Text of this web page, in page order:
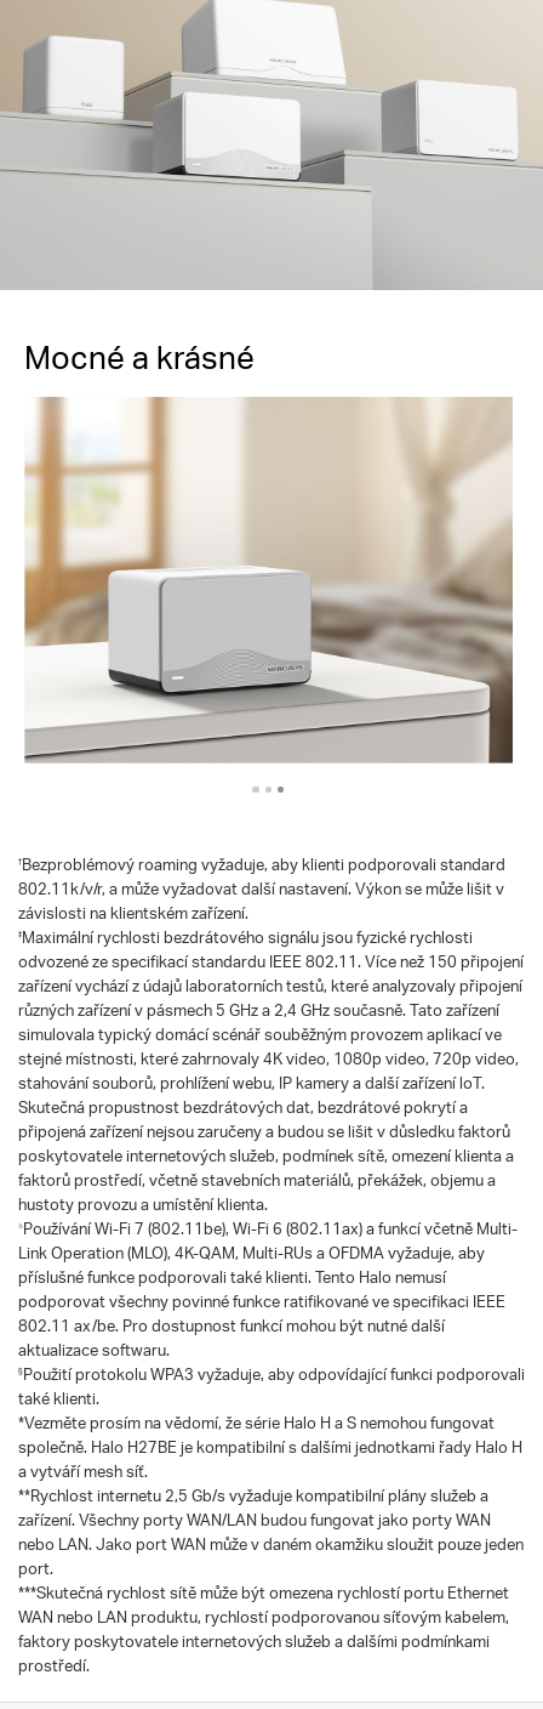
Mocné a krásné
†Bezproblémový roaming vyžaduje, aby klienti podporovali standard
802.11k/v/r, a může vyžadovat další nastavení. Výkon se může lišit v
závislosti na klientském zařízení.
‡Maximální rychlosti bezdrátového signálu jsou fyzické rychlosti
odvozené ze specifikací standardu IEEE 802.11. Více než 150 připojení
zařízení vychází z údajů laboratorních testů, které analyzovaly připojení
různých zařízení v pásmech 5 GHz a 2,4 GHz současně. Tato zařízení
simulovala typický domácí scénář souběžným provozem aplikací ve
stejné místnosti, které zahrnovaly 4K video, 1080p video, 720p video,
stahování souborů, prohlížení webu, IP kamery a další zařízení loT.
Skutečná propustnost bezdrátových dat, bezdrátové pokrytí a
připojená zařízení nejsou zaručeny a budou se lišit v důsledku faktorů
poskytovatele internetových služeb, podmínek sítě, omezení klienta a
faktorů prostředí, včetně stavebních materiálů, překážek, objemu a
hustoty provozu a umístění klienta.
△Používání Wi-Fi 7 (802.11be), Wi-Fi 6 (802.11ax) a funkcí včetně Multi-
Link Operation (MLO), 4K-QAM, Multi-RUs a OFDMA vyžaduje, aby
příslušné funkce podporovali také klienti. Tento Halo nemusí
podporovat všechny povinné funkce ratifikované ve specifikaci IEEE
802.11 ax/be. Pro dostupnost funkcí mohou být nutné další
aktualizace softwaru.
§Použití protokolu WPA3 vyžaduje, aby odpovídající funkci podporovali
také klienti.
*Vezměte prosím na vědomí, že série Halo H a S nemohou fungovat
společně. Halo H27BE je kompatibilní s dalšími jednotkami řady Halo H
a vytváří mesh síť.
**Rychlost internetu 2,5 Gb/s vyžaduje kompatibilní plány služeb a
zařízení. Všechny porty WAN/LAN budou fungovat jako porty WAN
nebo LAN. Jako port WAN může v daném okamžiku sloužit pouze jeden
port.
***Skutečná rychlost sítě může být omezena rychlostí portu Ethernet
WAN nebo LAN produktu, rychlostí podporovanou síťovým kabelem,
faktory poskytovatele internetových služeb a dalšími podmínkami
prostředí.